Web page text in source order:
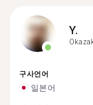
Y.
구사언어
일본어